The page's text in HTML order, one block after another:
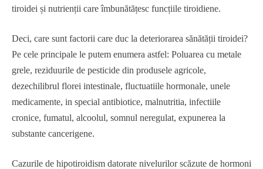
tiroidei și nutrienții care îmbunătățesc funcțiile tiroidiene.
Deci, care sunt factorii care duc la deteriorarea sănătății tiroidei?
Pe cele principale le putem enumera astfel: Poluarea cu metale
grele, reziduurile de pesticide din produsele agricole,
dezechilibrul florei intestinale, fluctuatiile hormonale, unele
medicamente, in special antibiotice, malnutritia, infectiile
cronice, fumatul, alcoolul, somnul neregulat, expunerea la
substante cancerigene.
Cazurile de hipotiroidism datorate nivelurilor scăzute de hormoni